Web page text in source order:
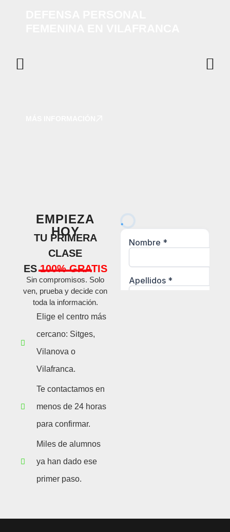
EMPIEZA
HOY
TU PRIMERA
CLASE
ES100% GRATIS
Sin compromisos. Solo
ven, prueba y decide con
toda la información.
Elige el centro más
cercano: Sitges,
Vilanova o
Vilafranca.
Te contactamos en
menos de 24 horas
para confirmar.
Miles de alumnos
ya han dado ese
primer paso.